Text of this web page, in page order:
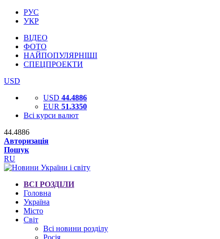
РУС
УКР
ВІДЕО
ФОТО
НАЙПОПУЛЯРНІШІ
СПЕЦПРОЕКТИ
USD
USD 44.4886
EUR 51.3350
Всі курси валют
44.4886
Авторизація
Пошук
RU
ВСІ РОЗДІЛИ
Головна
Україна
Місто
Світ
Всі новини розділу
Росія